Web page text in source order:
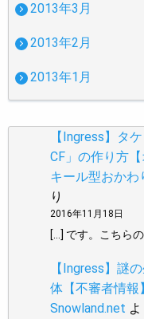
2013年3月
2013年2月
2013年1月
【Ingress】タ
CF」の作り方【
キール型おかわ
り
2016年11月18日
[…] です。こちら
【Ingress】謎
体【不審者情報】
Snowland.net よ